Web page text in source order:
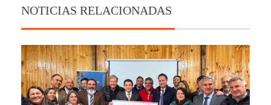
NOTICIAS RELACIONADAS